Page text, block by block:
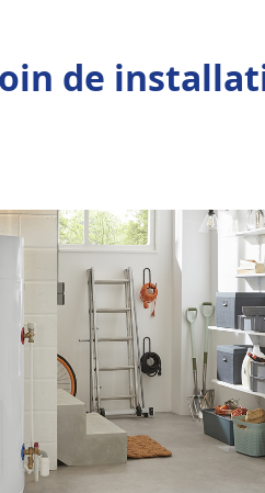
de